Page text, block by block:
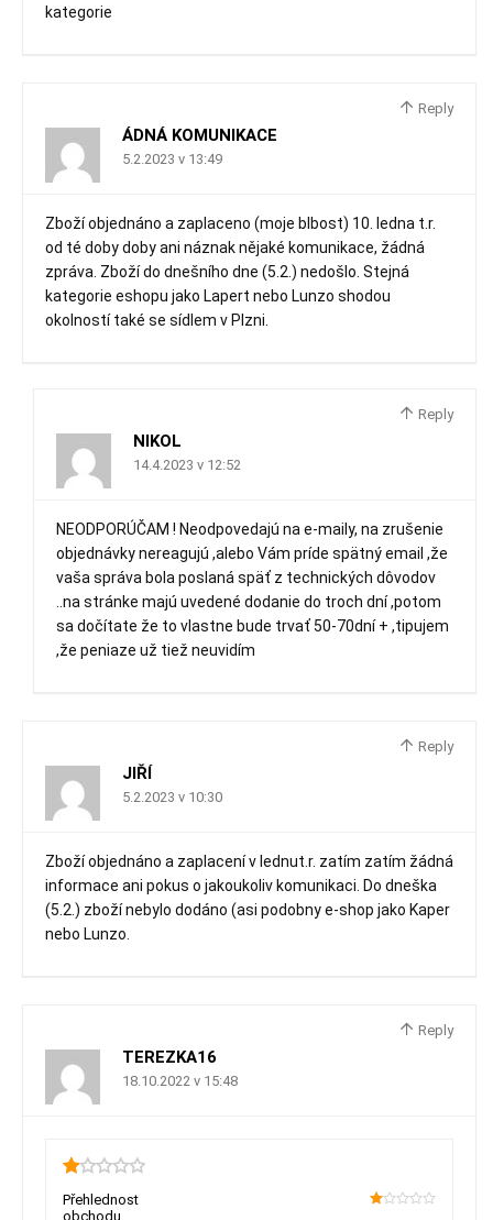
kategorie
Reply
ÁDNÁ KOMUNIKACE
5.2.2023 v 13:49
Zboží objednáno a zaplaceno (moje blbost) 10. ledna t.r.
od té doby doby ani náznak nějaké komunikace, žádná
zpráva. Zboží do dnešního dne (5.2.) nedošlo. Stejná
kategorie eshopu jako Lapert nebo Lunzo shodou
okolností také se sídlem v Plzni.
Reply
NIKOL
14.4.2023 v 12:52
NEODPORÚČAM ! Neodpovedajú na e-maily, na zrušenie
objednávky nereagujú ,alebo Vám príde spätný email ,že
vaša správa bola poslaná späť z technických dôvodov
..na stránke majú uvedené dodanie do troch dní ,potom
sa dočítate že to vlastne bude trvať 50-70dní + ,tipujem
,že peniaze už tiež neuvidím
Reply
JIŘÍ
5.2.2023 v 10:30
Zboží objednáno a zaplacení v lednut.r. zatím zatím žádná
informace ani pokus o jakoukoliv komunikaci. Do dneška
(5.2.) zboží nebylo dodáno (asi podobny e-shop jako Kaper
nebo Lunzo.
Reply
TEREZKA16
18.10.2022 v 15:48
1
Přehlednost
obchodu